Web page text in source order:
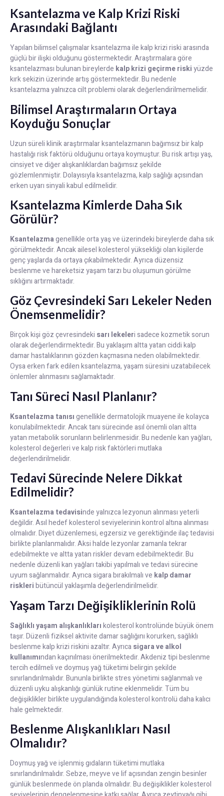
Ksantelazma ve Kalp Krizi Riski
Arasındaki Bağlantı
Yapılan bilimsel çalışmalar ksantelazma ile kalp krizi riski arasında
güçlü bir ilişki olduğunu göstermektedir. Araştırmalara göre
ksantelazması bulunan bireylerde kalp krizi geçirme riskiyüzde
kırk sekizin üzerinde artış göstermektedir. Bu nedenle
ksantelazma yalnızca cilt problemi olarak değerlendirilmemelidir.
Bilimsel Araştırmaların Ortaya
Koyduğu Sonuçlar
Uzun süreli klinik araştırmalar ksantelazmanın bağımsız bir kalp
hastalığı risk faktörü olduğunu ortaya koymuştur. Bu risk artışı yaş,
cinsiyet ve diğer alışkanlıklardan bağımsız şekilde
gözlemlenmiştir. Dolayısıyla ksantelazma, kalp sağlığı açısından
erken uyarı sinyali kabul edilmelidir.
Ksantelazma Kimlerde Daha Sık
Görülür?
Ksantelazmagenellikle orta yaş ve üzerindeki bireylerde daha sık
görülmektedir. Ancak ailesel kolesterol yüksekliği olan kişilerde
genç yaşlarda da ortaya çıkabilmektedir. Ayrıca düzensiz
beslenme ve hareketsiz yaşam tarzı bu oluşumun görülme
sıklığını artırmaktadır.
Göz Çevresindeki Sarı Lekeler Neden
Önemsenmelidir?
Birçok kişi göz çevresindeki sarı lekeleri sadece kozmetik sorun
olarak değerlendirmektedir. Bu yaklaşım altta yatan ciddi kalp
damar hastalıklarının gözden kaçmasına neden olabilmektedir.
Oysa erken fark edilen ksantelazma, yaşam süresini uzatabilecek
önlemler alınmasını sağlamaktadır.
Tanı Süreci Nasıl Planlanır?
Ksantelazma tanısıgenellikle dermatolojik muayene ile kolayca
konulabilmektedir. Ancak tanı sürecinde asıl önemli olan altta
yatan metabolik sorunların belirlenmesidir. Bu nedenle kan yağları,
kolesterol değerleri ve kalp risk faktörleri mutlaka
değerlendirilmelidir.
Tedavi Sürecinde Nelere Dikkat
Edilmelidir?
Ksantelazma tedavisinde yalnızca lezyonun alınması yeterli
değildir. Asıl hedef kolesterol seviyelerinin kontrol altına alınması
olmalıdır. Diyet düzenlemesi, egzersiz ve gerektiğinde ilaç tedavisi
birlikte planlanmalıdır. Aksi halde lezyonlar zamanla tekrar
edebilmekte ve altta yatan riskler devam edebilmektedir. Bu
nedenle düzenli kan yağları takibi yapılmalı ve tedavi sürecine
uyum sağlanmalıdır. Ayrıca sigara bırakılmalı ve kalp damar
riskleribütüncül yaklaşımla değerlendirilmelidir.
Yaşam Tarzı Değişikliklerinin Rolü
Sağlıklı yaşam alışkanlıklarıkolesterol kontrolünde büyük önem
taşır. Düzenli fiziksel aktivite damar sağlığını korurken, sağlıklı
beslenme kalp krizi riskini azaltır. Ayrıcasigara ve alkol
kullanımından kaçınılması önerilmektedir. Akdeniz tipi beslenme
tercih edilmeli ve doymuş yağ tüketimi belirgin şekilde
sınırlandırılmalıdır. Bununla birlikte stres yönetimi sağlanmalı ve
düzenli uyku alışkanlığı günlük rutine eklenmelidir. Tüm bu
değişiklikler birlikte uygulandığında kolesterol kontrolü daha kalıcı
hale gelmektedir.
Beslenme Alışkanlıkları Nasıl
Olmalıdır?
Doymuş yağ ve işlenmiş gıdaların tüketimi mutlaka
sınırlandırılmalıdır. Sebze, meyve ve lif açısından zengin besinler
günlük beslenmede ön planda olmalıdır. Bu değişiklikler kolesterol